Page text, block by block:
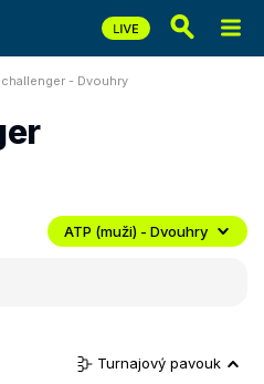
- Dvouhry
ATP (muži) - Dvouhry
Turnajový pavouk